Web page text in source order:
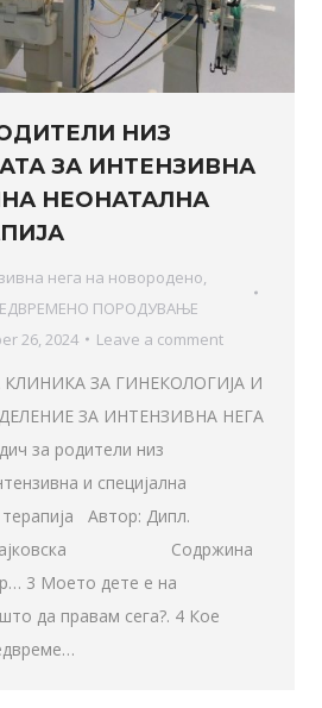
НИЗ
ЗА ИНТЕНЗИВНА
НЕОНАТАЛНА
нега на новородено
ПОРОДУВАЊЕ
26, 2024 Leave a comment
ЗА ГИНЕКОЛОГИЈА И
ЗА ИНТЕНЗИВНА НЕГА
за родители низ
и специјална
Автор: Дипл.
Трајковска Содржина
3 Моето дете е на
да правам сега?. 4 Кое